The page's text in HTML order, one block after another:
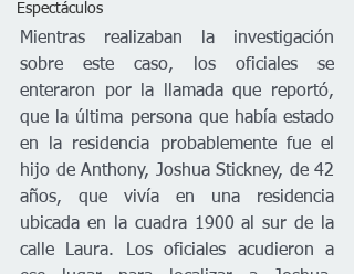
Espectáculos
Mientras realizaban la investigación
sobre este caso, los oficiales se
enteraron por la llamada que reportó,
que la última persona que había estado
en la residencia probablemente fue el
hijo de Anthony, Joshua Stickney, de 42
años, que vivía en una residencia
ubicada en la cuadra 1900 al sur de la
calle Laura. Los oficiales acudieron a